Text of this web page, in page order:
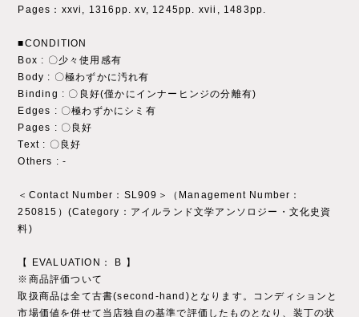
Pages：xxvi, 1316pp. xv, 1245pp. xvii, 1483pp.
■CONDITION
Box : 〇少々使用感有
Body : 〇極わずかに汚れ有
Binding : 〇良好(僅かにインナーヒンジの分離有)
Edges : 〇極わずかにシミ有
Pages : 〇良好
Text : 〇良好
Others : ‐
＜Contact Number：SL909＞（Management Number：
250815）(Category：アイルランド文学アンソロジー・文化史資
料)
【 EVALUATION： B 】
※商品評価ついて
取扱商品は全て古書(second-hand)となります。コンディションと
市場価値を併せて当店独自の基準で評価したものとなり、装丁の状